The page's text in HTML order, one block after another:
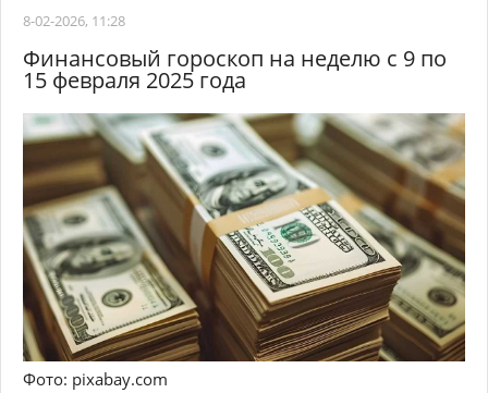
8-02-2026, 11:28
Финансовый гороскоп на неделю с 9 по
15 февраля 2025 года
Фото: pixabay.com